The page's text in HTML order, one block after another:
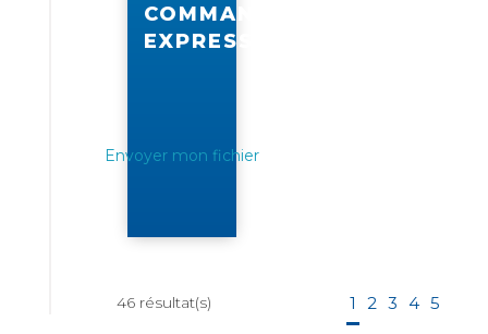
COMMANDE
EXPRESS
Envoyer mon fichier
46 résultat(s) 1 2 3 4 5